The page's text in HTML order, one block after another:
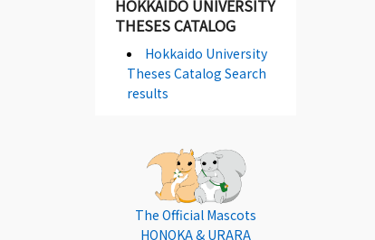
HOKKAIDO UNIVERSITY
THESES CATALOG
Hokkaido University
Theses Catalog Search
results
The Official Mascots
HONOKA & URARA